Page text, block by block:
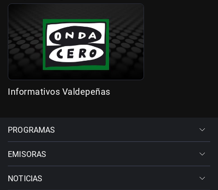
Informativos Valdepeñas
PROGRAMAS
EMISORAS
NOTICIAS